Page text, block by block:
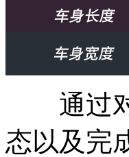
通过对
态以及完